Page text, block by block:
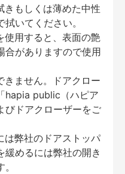
もしくは薄めた中性
いてください。
用すると、表面の艶
合がありますので使用
ません。ドアクロー
hapia public（ハピア
びドアクローザーをご
弊社のドアストッパ
緩めるには弊社の開き